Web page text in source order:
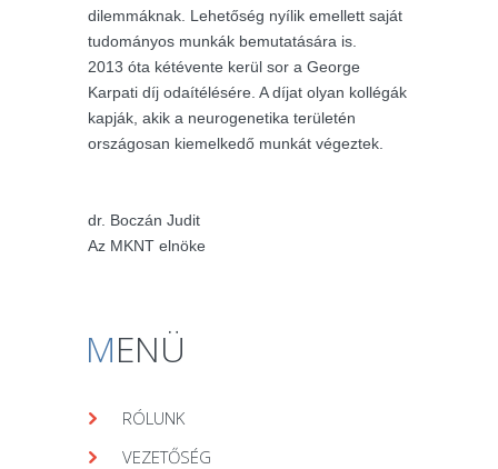
dilemmáknak. Lehetőség nyílik emellett saját
tudományos munkák bemutatására is.
2013 óta kétévente kerül sor a George
Karpati díj odaítélésére. A díjat olyan kollégák
kapják, akik a neurogenetika területén
országosan kiemelkedő munkát végeztek.
dr. Boczán Judit
Az MKNT elnöke
MENÜ
RÓLUNK
VEZETŐSÉG